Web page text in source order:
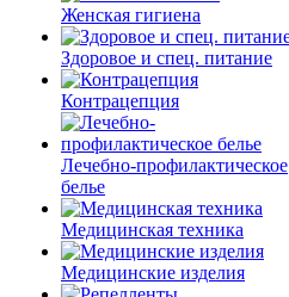
Женская гигиена
Здоровое и спец. питание
Контрацепция
Лечебно-профилактическое
белье
Медицинская техника
Медицинские изделия